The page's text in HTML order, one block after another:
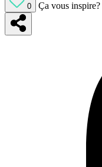
0 Ça vous inspire?